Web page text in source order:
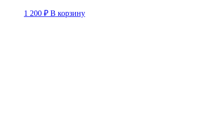
1 200 ₽ В корзину